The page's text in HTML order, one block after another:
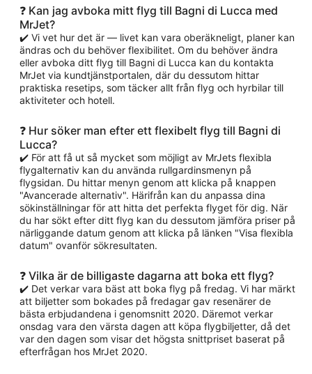
❓ Kan jag avboka mitt flyg till Bagni di Lucca med
MrJet?
✔️ Vi vet hur det är — livet kan vara oberäkneligt, planer kan
ändras och du behöver flexibilitet. Om du behöver ändra
eller avboka ditt flyg till Bagni di Lucca kan du kontakta
MrJet via kundtjänstportalen, där du dessutom hittar
praktiska resetips, som täcker allt från flyg och hyrbilar till
aktiviteter och hotell.
❓ Hur söker man efter ett flexibelt flyg till Bagni di
Lucca?
✔️ För att få ut så mycket som möjligt av MrJets flexibla
flygalternativ kan du använda rullgardinsmenyn på
flygsidan. Du hittar menyn genom att klicka på knappen
"Avancerade alternativ". Härifrån kan du anpassa dina
sökinställningar för att hitta det perfekta flyget för dig. När
du har sökt efter ditt flyg kan du dessutom jämföra priser på
närliggande datum genom att klicka på länken "Visa flexibla
datum" ovanför sökresultaten.
❓ Vilka är de billigaste dagarna att boka ett flyg?
✔️ Det verkar vara bäst att boka flyg på fredag. Vi har märkt
att biljetter som bokades på fredagar gav resenärer de
bästa erbjudandena i genomsnitt 2020. Däremot verkar
onsdag vara den värsta dagen att köpa flygbiljetter, då det
var den dagen som visar det högsta snittpriset baserat på
efterfrågan hos MrJet 2020.